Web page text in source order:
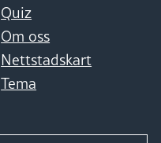
Quiz
Om oss
Nettstadskart
Tema